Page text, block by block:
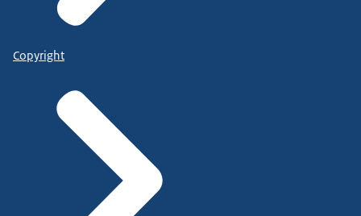
Copyright